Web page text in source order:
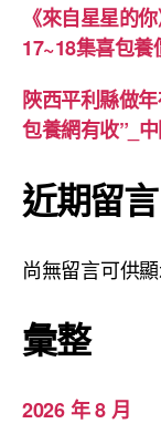
《來自星星的
17~18集喜包
陜西平利縣做
包養網有收”_
近期留言
尚無留言可供顯
彙整
2026 年 8 月